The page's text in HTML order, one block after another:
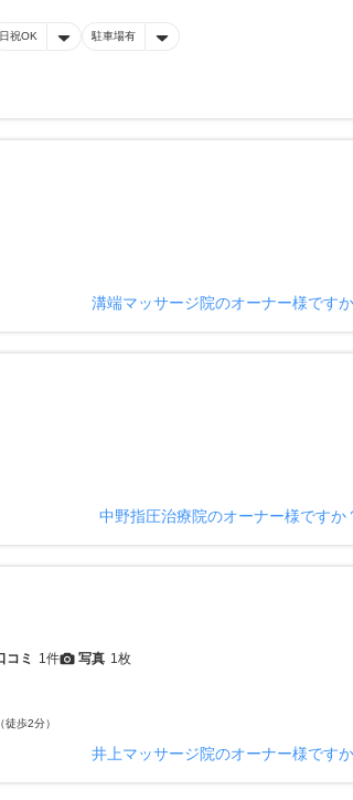
日祝OK 駐車場有
溝端マッサージ院のオーナー様です
中野指圧治療院のオーナー様ですか
コミ 1件 写真 1枚
歩2分）
井上マッサージ院のオーナー様です